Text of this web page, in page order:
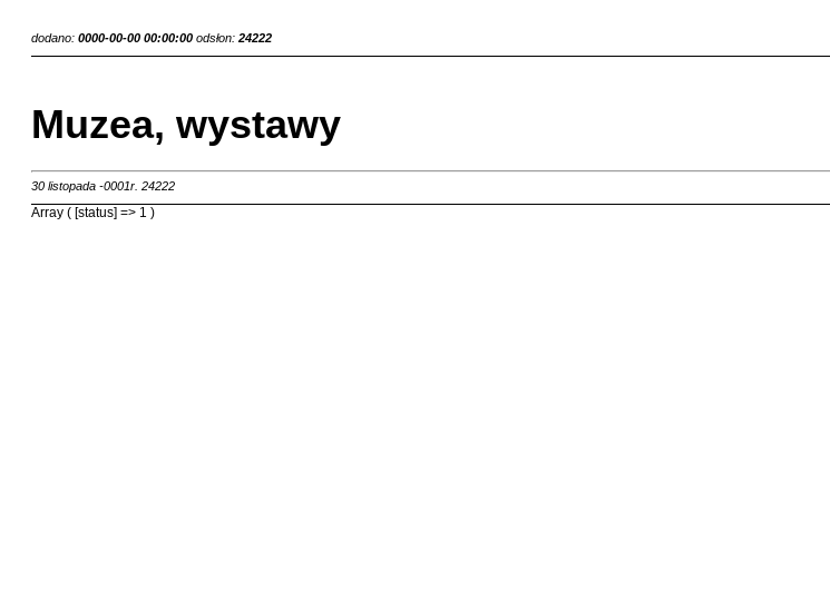
dodano: 0000-00-00 00:00:00 odsłon: 24222
Muzea, wystawy
30 listopada -0001r. 24222
Array ( [status] => 1 )